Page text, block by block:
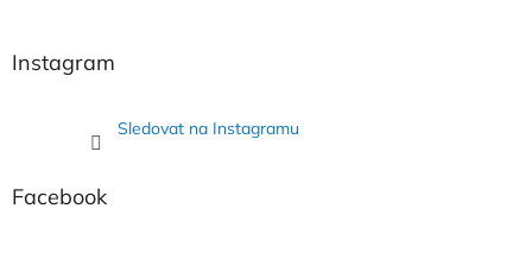
Instagram
Sledovat na Instagramu
Facebook